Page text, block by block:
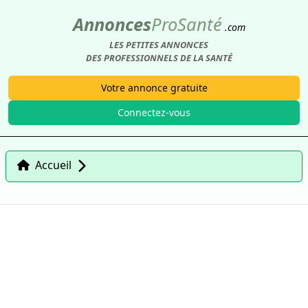
AnnoncesProSanté .com
LES PETITES ANNONCES
DES PROFESSIONNELS DE LA SANTÉ
Votre annonce gratuite
Connectez-vous
Accueil